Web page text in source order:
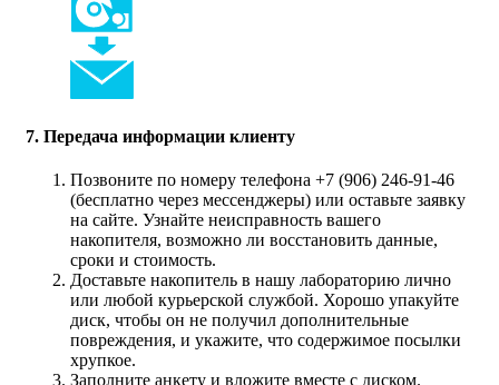
7. Передача информации клиенту
Позвоните по номеру телефона +7 (906) 246-91-46
(бесплатно через мессенджеры) или оставьте заявку
на сайте. Узнайте неисправность вашего
накопителя, возможно ли восстановить данные,
сроки и стоимость.
Доставьте накопитель в нашу лабораторию лично
или любой курьерской службой. Хорошо упакуйте
диск, чтобы он не получил дополнительные
повреждения, и укажите, что содержимое посылки
хрупкое.
Заполните анкету и вложите вместе с диском.